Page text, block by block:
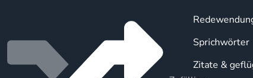
Sprichwörter
Zitate &